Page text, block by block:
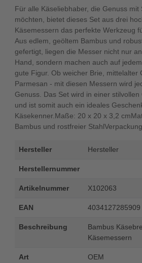
Für alle Käseliebhaber, die Genuss mit
möchten, bietet dieses Set aus drei
Käsemessern das perfekte Werkzeug
Aus edlem, geöltem Bambus und
gefertigt, liegen die Messer nicht nur
Hand, sondern machen auch auf
gute Figur. Ob weicher Brie, mittelalter
Parmesan - mit diesen Messern wird
Genuss. Das Set wird in einer
und ist somit auch ein ideales
Käsekenner.Maße: 20 x 20 x 3,2
Bambus und rostfreier
Hersteller Hersteller
Herstellernummer
Artikelnummer X102063
EAN 4034127285909
Beschreibung
Bambus
Käsemessern
Art OEM